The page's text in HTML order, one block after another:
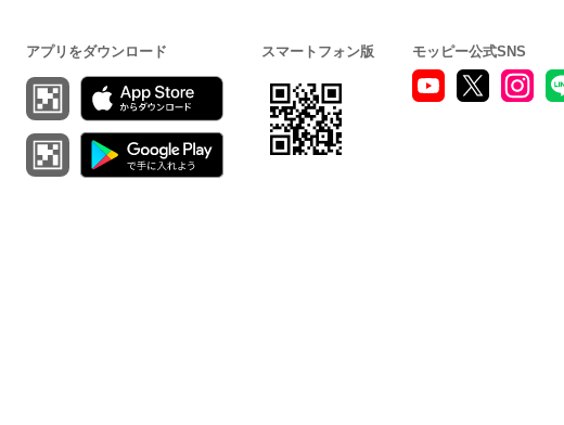
アプリをダウンロード スマートフォン版 モッピー公式SNS